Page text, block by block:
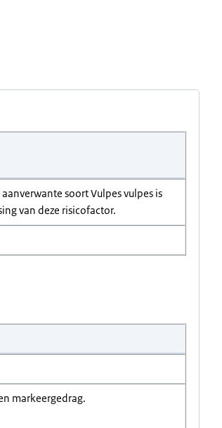
soort Vulpes vulpes is
van deze risicofactor.
markeergedrag.